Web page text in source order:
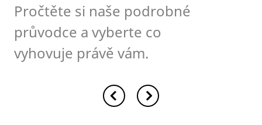
Pročtěte si naše podrobné
průvodce a vyberte co
vyhovuje právě vám.